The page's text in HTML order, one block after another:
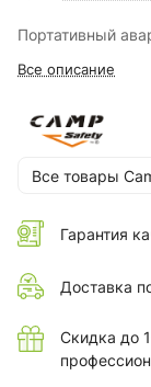
Портативный
Все описание
Все товары
Гарантия
Доставка
Скидка до